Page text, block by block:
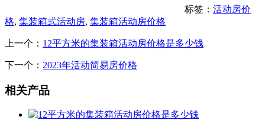
标签： 活动房价
格, 集装箱式活动房, 集装箱活动房价格
上一个： 12平方米的集装箱活动房价格是多少钱
下一个： 2023年活动简易房价格
相关产品